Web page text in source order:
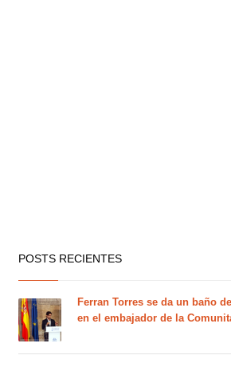
POSTS RECIENTES
Ferran Torres se da un baño
en el embajador de la